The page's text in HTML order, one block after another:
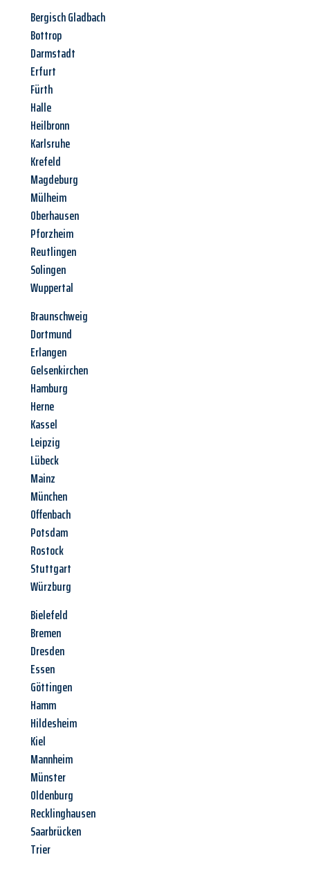
Bergisch Gladbach
Bottrop
Darmstadt
Erfurt
Fürth
Halle
Heilbronn
Karlsruhe
Krefeld
Magdeburg
Mülheim
Oberhausen
Pforzheim
Reutlingen
Solingen
Wuppertal
Braunschweig
Dortmund
Erlangen
Gelsenkirchen
Hamburg
Herne
Kassel
Leipzig
Lübeck
Mainz
München
Offenbach
Potsdam
Rostock
Stuttgart
Würzburg
Bielefeld
Bremen
Dresden
Essen
Göttingen
Hamm
Hildesheim
Kiel
Mannheim
Münster
Oldenburg
Recklinghausen
Saarbrücken
Trier